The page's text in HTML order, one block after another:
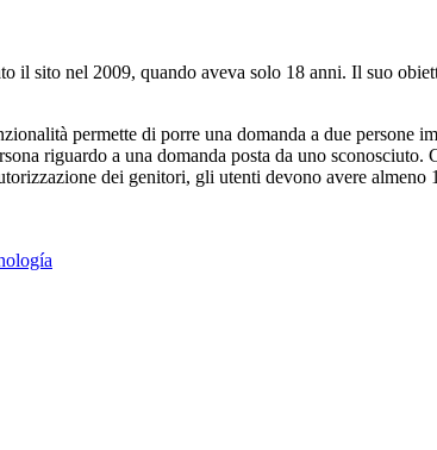
sito nel 2009, quando aveva solo 18 anni. Il suo
permette di porre una domanda a due persone
riguardo a una domanda posta da uno
dei genitori, gli utenti devono avere almeno